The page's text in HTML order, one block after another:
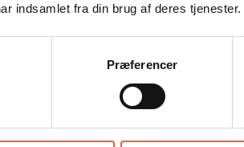
indsamlet fra din brug af deres tjenester.
Præferencer